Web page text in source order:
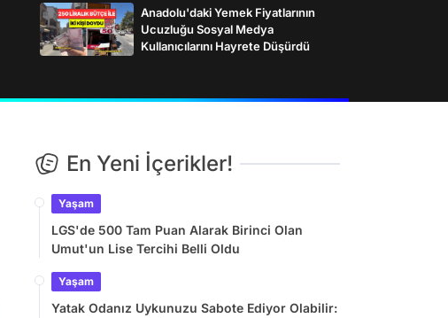
Anadolu'daki Yemek Fiyatlarının
Ucuzluğu Sosyal Medya
Kullanıcılarını Hayrete Düşürdü
En Yeni İçerikler!
Yaşam
LGS'de 500 Tam Puan Alarak Birinci Olan
Umut'un Lise Tercihi Belli Oldu
Yaşam
Yatak Odanız Uykunuzu Sabote Ediyor Olabilir: